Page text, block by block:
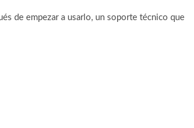
de empezar a usarlo, un soporte técnico que